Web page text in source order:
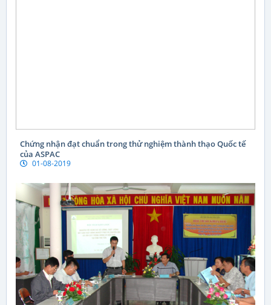
Chứng nhận đạt chuẩn trong thử nghiệm thành thạo Quốc tế
của ASPAC
01-08-2019